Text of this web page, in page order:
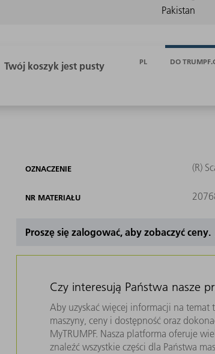
PL DO
OZNACZENIE (R)
NR MATERIAŁU
Proszę się zalogować, aby zobaczyć ceny.
Czy interesują Państwa nasze
Aby uzyskać więcej informacji na
maszyny, ceny i dostępność oraz
MyTRUMPF. Nasza platforma oferuje
znaleźć wszystkie części dla Państwa